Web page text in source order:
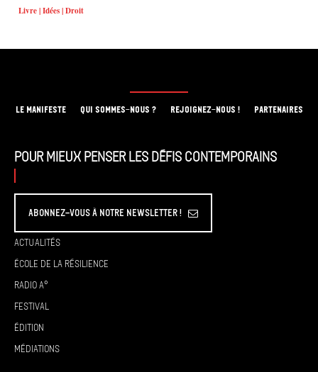
Livre | Idées | Droit
LE MANIFESTE QUI SOMMES-NOUS ? REJOIGNEZ-NOUS ! PARTENAIRES
Pour mieux penser les défis contemporains
Abonnez-vous à Notre Newsletter !
Actualités
École de la résilience
Radio A°
Festival
Édition
Médiations